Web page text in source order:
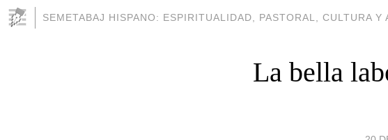
SEMETABAJ HISPANO: ESPIRITUALIDAD, PASTORAL, CULTURA Y
La bella